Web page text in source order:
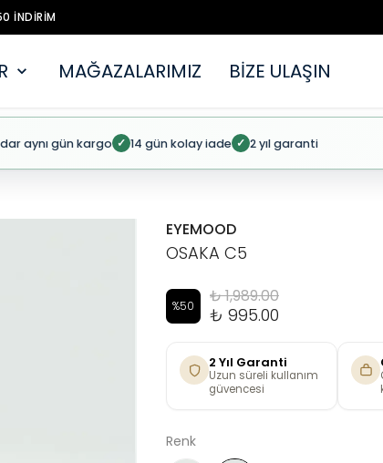
İNDİRİM
MAĞAZALARIMIZ BİZE ULAŞIN
aynı gün kargo ✓ 14 gün kolay iade ✓ 2 yıl garanti
EYEMOOD
OSAKA C5
%50 ₺ 1,989.00
₺ 995.00
2 Yıl Garanti
Uzun süreli kullanım
güvencesi
Renk